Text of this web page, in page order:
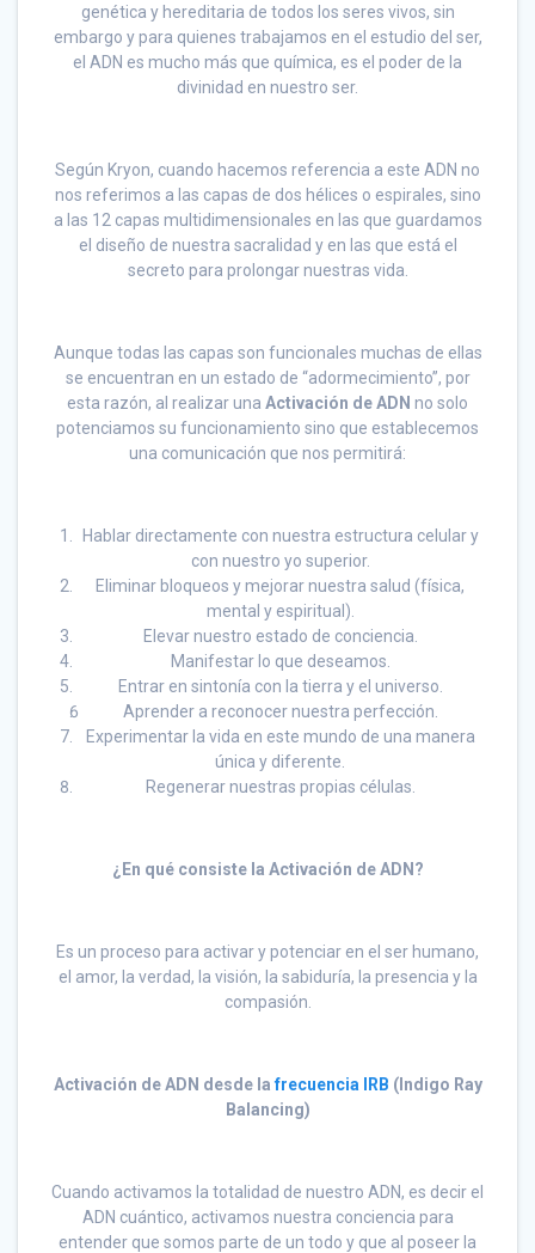
genética y hereditaria de todos los seres vivos, sin
embargo y para quienes trabajamos en el estudio del ser,
el ADN es mucho más que química, es el poder de la
divinidad en nuestro ser.
Según Kryon, cuando hacemos referencia a este ADN no
nos referimos a las capas de dos hélices o espirales, sino
a las 12 capas multidimensionales en las que guardamos
el diseño de nuestra sacralidad y en las que está el
secreto para prolongar nuestras vida.
Aunque todas las capas son funcionales muchas de ellas
se encuentran en un estado de “adormecimiento”, por
esta razón, al realizar una Activación de ADN no solo
potenciamos su funcionamiento sino que establecemos
una comunicación que nos permitirá:
Hablar directamente con nuestra estructura celular y
con nuestro yo superior.
Eliminar bloqueos y mejorar nuestra salud (física,
mental y espiritual).
Elevar nuestro estado de conciencia.
Manifestar lo que deseamos.
Entrar en sintonía con la tierra y el universo.
Aprender a reconocer nuestra perfección.
Experimentar la vida en este mundo de una manera
única y diferente.
Regenerar nuestras propias células.
¿En qué consiste la Activación de ADN?
Es un proceso para activar y potenciar en el ser humano,
el amor, la verdad, la visión, la sabiduría, la presencia y la
compasión.
Activación de ADN desde lafrecuencia IRB (Indigo Ray
Balancing)
Cuando activamos la totalidad de nuestro ADN, es decir el
ADN cuántico, activamos nuestra conciencia para
entender que somos parte de un todo y que al poseer la